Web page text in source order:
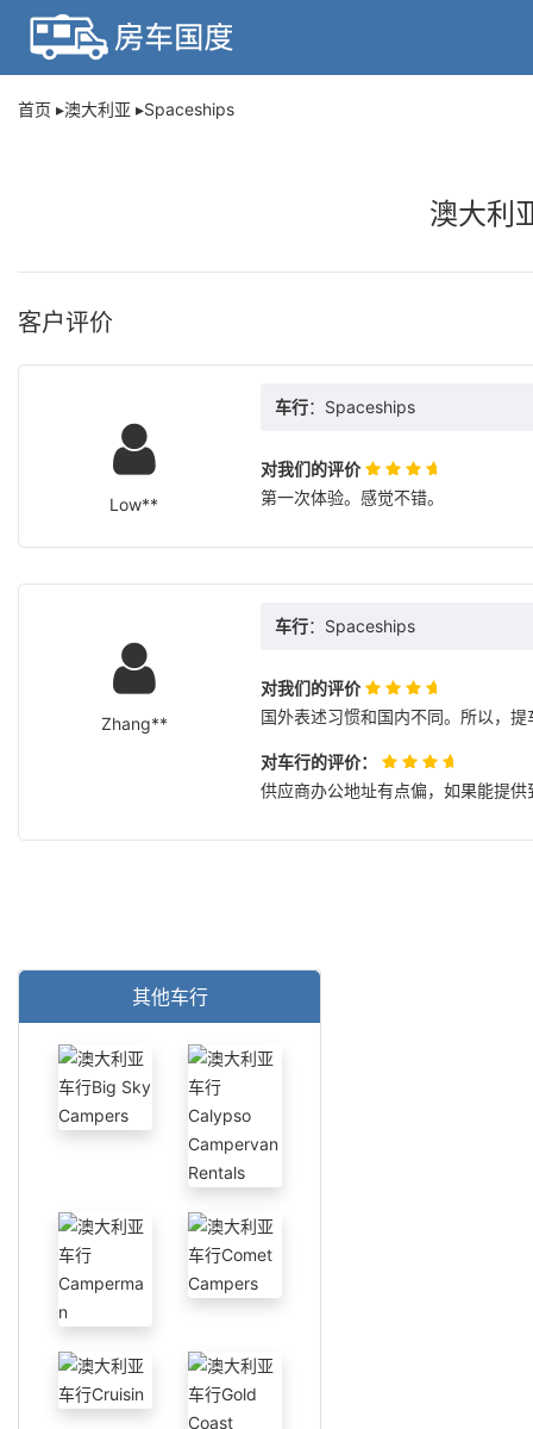
首页 澳大利亚 Spaceships
澳大利
客户评价
Low**
车行：Spaceships
对我们的评价
第一次体验。感觉不错。
Zhang**
车行：Spaceships
对我们的评价
国外表述习惯和国内不同。所以，
对车行的评价：
供应商办公地址有点偏，如果能提
其他车行